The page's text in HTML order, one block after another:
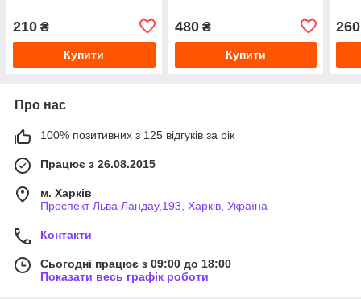
210 ₴
Купити
480₴
Купити
260
Про нас
100% позитивних з 125 відгуків за рік
Працює з 26.08.2015
м. Харків
Проспект Льва Ландау,193, Харків, Україна
Контакти
Сьогодні працює з 09:00 до 18:00
Показати весь графік роботи